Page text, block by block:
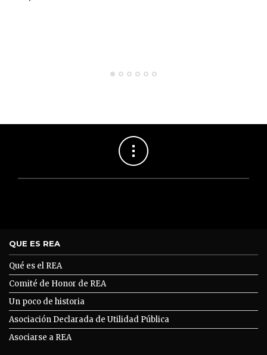
QUE ES REA
Qué es el REA
Comité de Honor de REA
Un poco de historia
Asociación Declarada de Utilidad Pública
Asociarse a REA